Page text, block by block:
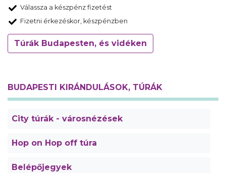
Válassza a készpénz fizetést
Fizetni érkezéskor, készpénzben
Túrák Budapesten, és vidéken
BUDAPESTI KIRÁNDULÁSOK, TÚRÁK
City túrák - városnézések
Hop on Hop off túra
Belépőjegyek